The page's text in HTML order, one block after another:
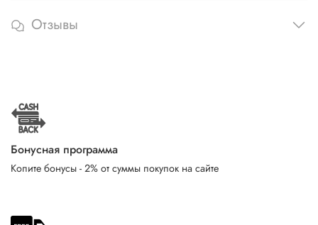
Отзывы
Бонусная программа
Копите бонусы - 2% от суммы покупок на сайте